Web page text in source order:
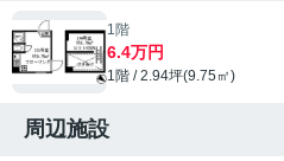
1階
6.4万円
1階 / 2.94坪(9.75㎡)
周辺施設